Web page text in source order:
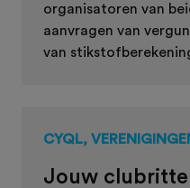
organisatoren van
aanvragen van
van
CYQL,
Jouw